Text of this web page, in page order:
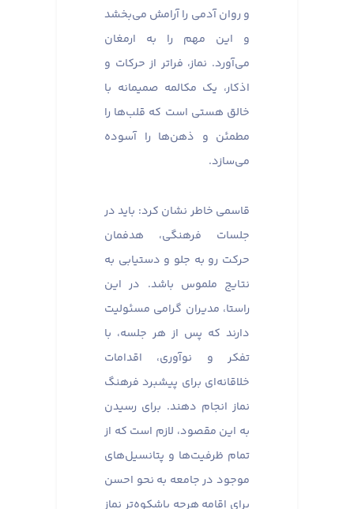
و روان آدمی را آرامش می‌بخشد
و این مهم را به ارمغان
می‌آورد. نماز، فراتر از حرکات و
اذکار، یک مکالمه صمیمانه با
خالق هستی است که قلب‌ها را
مطمئن و ذهن‌ها را آسوده
می‌سازد.
قاسمی خاطر نشان کرد: باید در
جلسات فرهنگی، هدفمان
حرکت رو به جلو و دستیابی به
نتایج ملموس باشد. در این
راستا، مدیران گرامی مسئولیت
دارند که پس از هر جلسه، با
تفکر و نوآوری، اقدامات
خلاقانه‌ای برای پیشبرد فرهنگ
نماز انجام دهند. برای رسیدن
به این مقصود، لازم است که از
تمام ظرفیت‌ها و پتانسیل‌های
موجود در جامعه به نحو احسن
برای اقامه هرچه باشکوه‌تر نماز